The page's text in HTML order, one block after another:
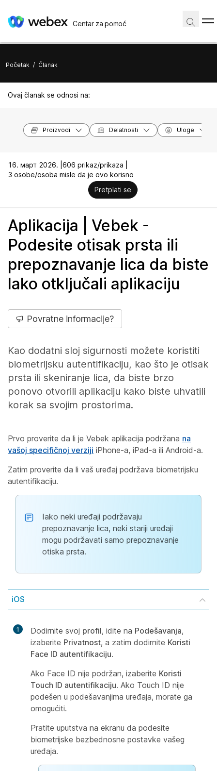
Centar za pomoć
Početak / Članak
Ovaj članak se odnosi na:
Proizvodi Delatnosti Uloge
16. март 2026. | 606 prikaz/prikaza |
3 osobe/osoba misle da je ovo korisno
Pretplati se
Aplikacija | Vebek -
Podesite otisak prsta ili
prepoznavanje lica da biste
lako otključali aplikaciju
Povratne informacije?
Kao dodatni sloj sigurnosti možete koristiti
biometrijsku autentifikaciju, kao što je otisak
prsta ili skeniranje lica, da biste brzo
ponovo otvorili aplikaciju kako biste uhvatili
korak sa svojim prostorima.
Prvo proverite da li je Vebek aplikacija podržana na
vašoj specifičnoj verziji iPhone-a, iPad-a ili Android-a.
Zatim proverite da li vaš uređaj podržava biometrijsku
autentifikaciju.
Iako neki uređaji podržavaju
prepoznavanje lica, neki stariji uređaji
mogu podržavati samo prepoznavanje
otiska prsta.
iOS
1 Dodirnite svoj profil, idite na Podešavanja,
izaberite Privatnost, a zatim dodirnite Koristi
Face ID autentifikaciju.
Ako Face ID nije podržan, izaberite Koristi
Touch ID autentifikaciju. Ako Touch ID nije
podešen u podešavanjima uređaja, morate ga
omogućiti.
Pratite uputstva na ekranu da podesite
biometrijske bezbednosne postavke vašeg
uređaja.